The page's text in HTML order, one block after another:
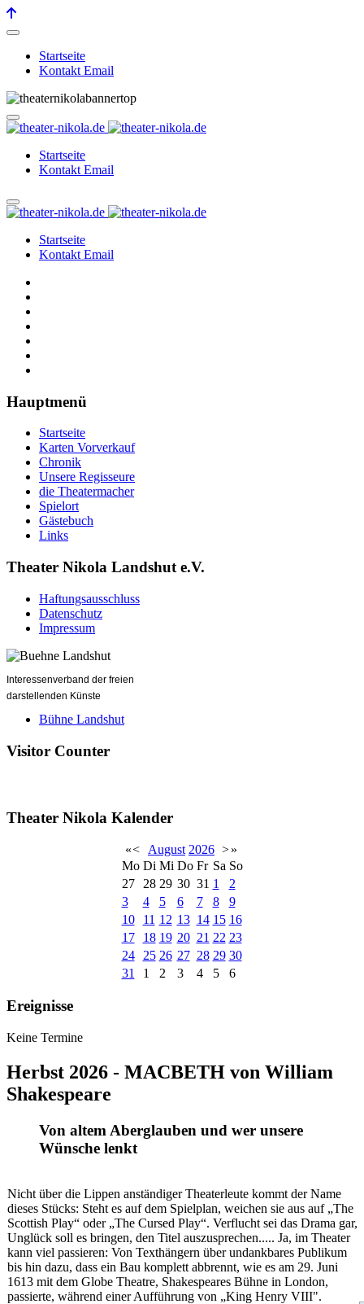
Startseite
Kontakt Email
Startseite
Kontakt Email
Startseite
Kontakt Email
Hauptmenü
Startseite
Karten Vorverkauf
Chronik
Unsere Regisseure
die Theatermacher
Spielort
Gästebuch
Links
Theater Nikola Landshut e.V.
Haftungsausschluss
Datenschutz
Impressum
Interessenverband der freien
darstellenden Künste
Bühne Landshut
Visitor Counter
Theater Nikola Kalender
«< August 2026 >»
Mo Di Mi Do Fr Sa So
27
28 29 30 31 1
2
3
4 5 6 7 8
9
10
11 12 13 14 15 16
17
18 19 20 21 22 23
24
25 26 27 28 29 30
31
1 2 3 4 5 6
Ereignisse
Keine Termine
Herbst 2026 - MACBETH von William
Shakespeare
Von altem Aberglauben und wer unsere
Wünsche lenkt
Nicht über die Lippen anständiger Theaterleute kommt der Name
dieses Stücks: Steht es auf dem Spielplan, weichen sie aus auf „The
Scottish Play“ oder „The Cursed Play“. Verflucht sei das Drama gar,
Unglück soll es bringen, den Titel auszusprechen..... Ja, im Theater
kann viel passieren: Von Texthängern über undankbares Publikum
bis hin dazu, dass ein Bau komplett abbrennt, wie es am 29. Juni
1613 mit dem Globe Theatre, Shakespeares Bühne in London,
passierte, während einer Aufführung von „King Henry VIII".